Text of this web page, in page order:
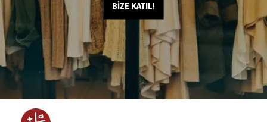
BİZE KATIL!